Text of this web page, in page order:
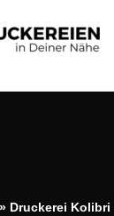
» Druckerei Kolibri